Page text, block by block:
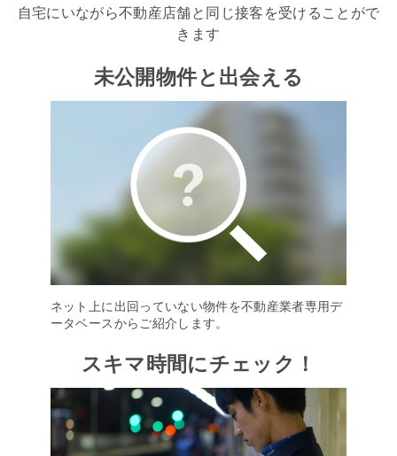
自宅にいながら不動産店舗と同じ接客を受けることがで
きます
未公開物件と出会える
ネット上に出回っていない物件を不動産業者専用デ
ータベースからご紹介します。
スキマ時間にチェック！